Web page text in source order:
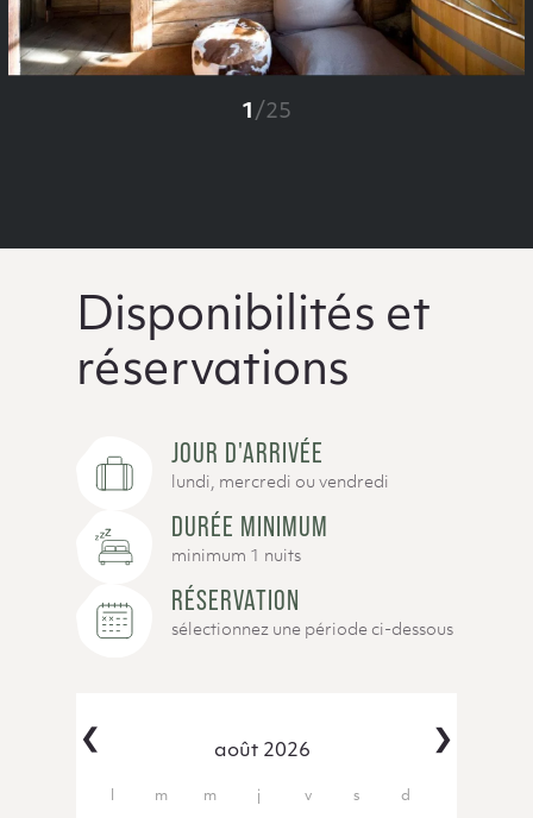
1 /25
Disponibilités et
réservations
JOUR D'ARRIVÉE
lundi, mercredi ou vendredi
DURÉE MINIMUM
minimum 1 nuits
RÉSERVATION
sélectionnez une période ci-dessous
‹ ›
août 2026